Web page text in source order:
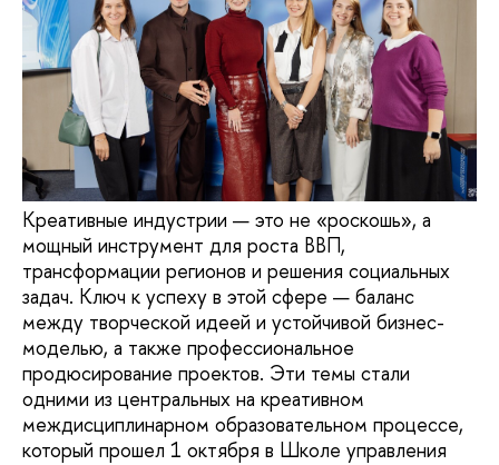
Креативные индустрии — это не «роскошь», а
мощный инструмент для роста ВВП,
трансформации регионов и решения социальных
задач. Ключ к успеху в этой сфере — баланс
между творческой идеей и устойчивой бизнес-
моделью, а также профессиональное
продюсирование проектов. Эти темы стали
одними из центральных на креативном
междисциплинарном образовательном процессе,
который прошел 1 октября в Школе управления